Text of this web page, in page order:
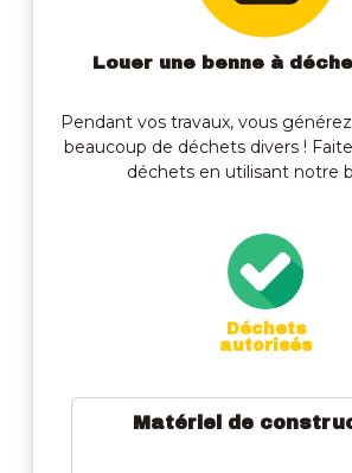
Louer une benne à
Pendant vos travaux, vous
beaucoup de déchets divers !
déchets en utilisant notre
Déchets
autorisés
Matériel de